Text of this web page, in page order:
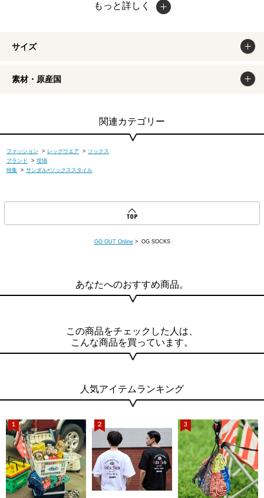
もっと詳しく
サイズ
素材・原産国
関連カテゴリー
ファッション > レッグウエア > ソックス
ブランド
> 坩堝
特集 > サンダル×ソックススタイル
GO OUT Online> OG SOCKS
あなたへのおすすめ商品。
この商品をチェックした人は、
こんな商品を買っています。
人気アイテムランキング